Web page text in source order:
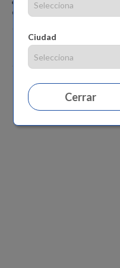
Ciudad
Cerrar
cm, Profundo 19.2 cm.
Comentarios